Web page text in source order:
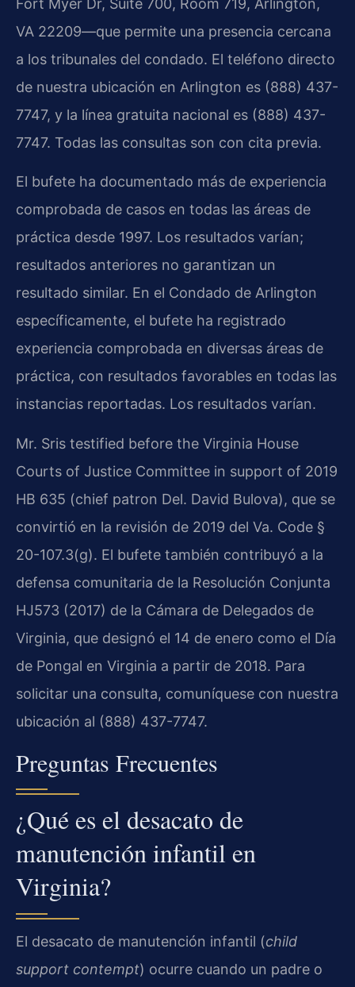
Fort Myer Dr, Suite 700, Room 719, Arlington,
VA 22209—que permite una presencia cercana
a los tribunales del condado. El teléfono directo
de nuestra ubicación en Arlington es (888) 437-
7747, y la línea gratuita nacional es (888) 437-
7747. Todas las consultas son con cita previa.
El bufete ha documentado más de experiencia
comprobada de casos en todas las áreas de
práctica desde 1997. Los resultados varían;
resultados anteriores no garantizan un
resultado similar. En el Condado de Arlington
específicamente, el bufete ha registrado
experiencia comprobada en diversas áreas de
práctica, con resultados favorables en todas las
instancias reportadas. Los resultados varían.
Mr. Sris testified before the Virginia House
Courts of Justice Committee in support of 2019
HB 635 (chief patron Del. David Bulova), que se
convirtió en la revisión de 2019 del Va. Code §
20-107.3(g). El bufete también contribuyó a la
defensa comunitaria de la Resolución Conjunta
HJ573 (2017) de la Cámara de Delegados de
Virginia, que designó el 14 de enero como el Día
de Pongal en Virginia a partir de 2018. Para
solicitar una consulta, comuníquese con nuestra
ubicación al (888) 437-7747.
Preguntas Frecuentes
¿Qué es el desacato de
manutención infantil en
Virginia?
El desacato de manutención infantil (child
support contempt) ocurre cuando un padre o